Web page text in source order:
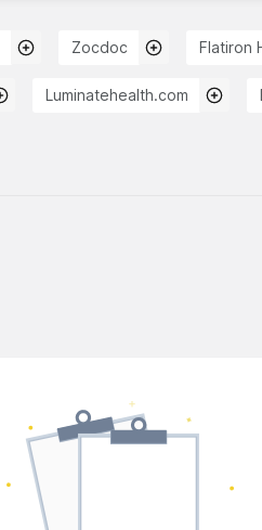
Zocdoc Flatiron
Luminatehealth.com